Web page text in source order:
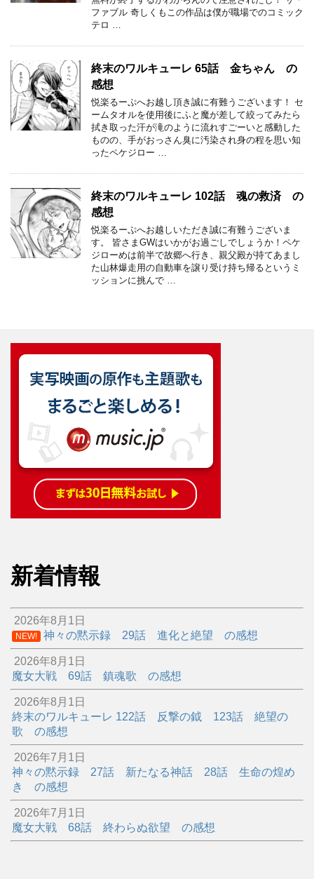
ファブル 奇しくもこの作品は僕が職場でのコミック
テロ …
終末のワルキューレ 65話 金ちゃん の
感想
悦楽るーぷへお越し頂き誠に有難うございます！ セ
ームタオルを使用後にふと魔が差して絞ってみたら
拭き取った汗が滝のように流れすごーいと感動した
ものの、手がおっさん臭に汚染され身の程を思い知
ったペケジロー …
終末のワルキューレ 102話 魂の救済 の
感想
悦楽るーぷへお越しいただき誠に有難うございま
す。 皆さまGWはいかがお過ごしでしょうか！ペケ
ジローめは前半で故郷へ行き、親父殿が持てあまし
た山林爆走用の自動車を譲り受け持ち帰るというミ
ッションに挑んで …
新着情報
2026年8月1日
NEW! 神々の黙示録 29話 進化と絶望 の感想
2026年8月1日
魔女大戦 69話 鎮魂歌 の感想
2026年8月1日
終末のワルキューレ 122話 反撃の鉞 123話 絶望の
歌 の感想
2026年7月1日
神々の黙示録 27話 新たなる神話 28話 生命の煌め
き の感想
2026年7月1日
魔女大戦 68話 終わらぬ欲望 の感想